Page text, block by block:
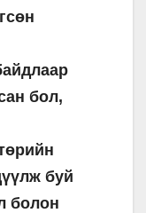
бол,
буй
болон